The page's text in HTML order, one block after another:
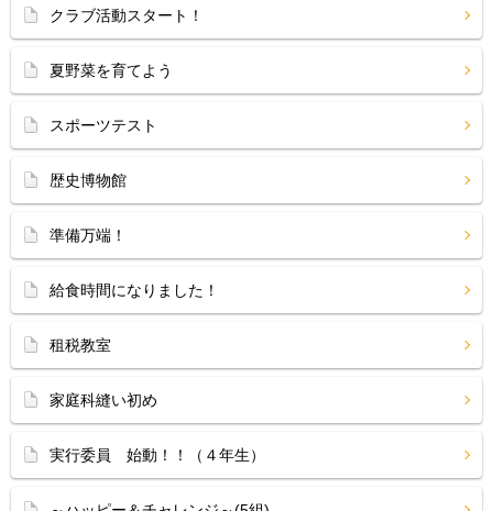
クラブ活動スタート！
夏野菜を育てよう
スポーツテスト
歴史博物館
準備万端！
給食時間になりました！
租税教室
家庭科縫い初め
実行委員 始動！！（４年生）